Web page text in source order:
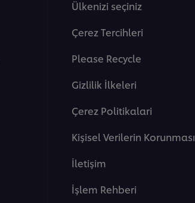
Ülkenizi seçiniz
Çerez Tercihleri
Please Recycle
Gi̇zli̇li̇k İlkeleri̇
Çerez Politikalari
Kişisel Verilerin Korunması
İletişim
İşlem Rehberi